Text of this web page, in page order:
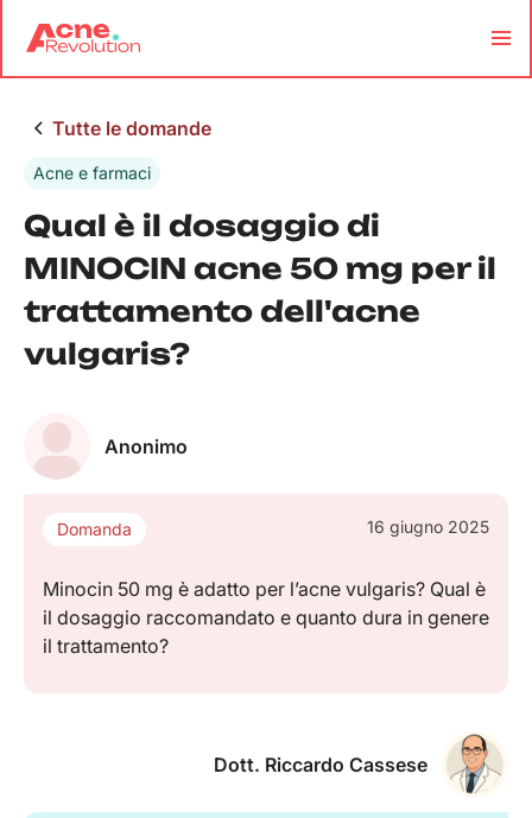
Tutte le domande
Acne e farmaci
Qual è il dosaggio di
MINOCIN acne 50 mg per il
trattamento dell'acne
vulgaris?
Anonimo
Domanda 16 giugno 2025
Minocin 50 mg è adatto per l’acne vulgaris? Qual è
il dosaggio raccomandato e quanto dura in genere
il trattamento?
Dott. Riccardo Cassese